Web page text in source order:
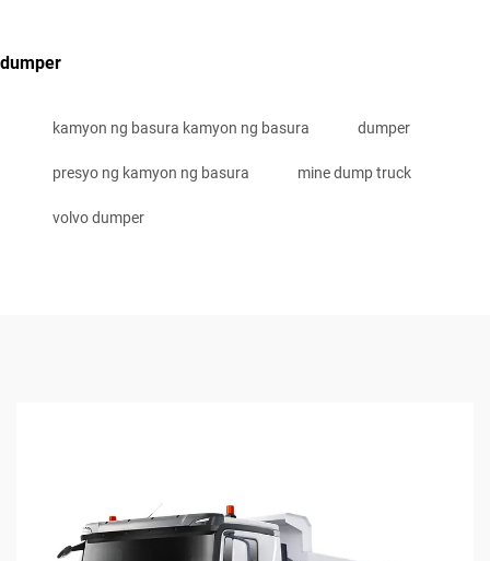
dumper
kamyon ng basura kamyon ng basura dumper
presyo ng kamyon ng basura mine dump truck
volvo dumper